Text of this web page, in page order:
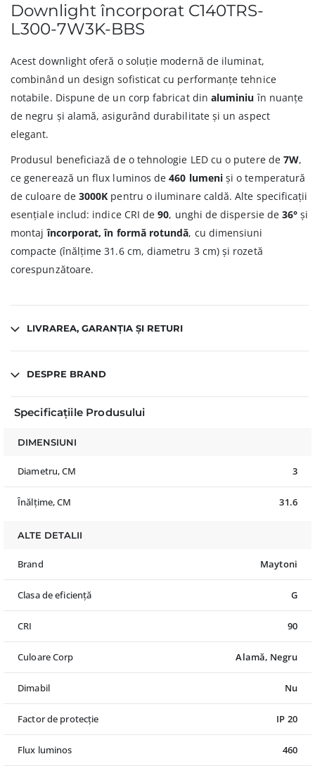
Downlight încorporat C140TRS-
L300-7W3K-BBS
Acest downlight oferă o soluție modernă de iluminat,
combinând un design sofisticat cu performanțe tehnice
notabile. Dispune de un corp fabricat din aluminiu în nuanțe
de negru și alamă, asigurând durabilitate și un aspect
elegant.
Produsul beneficiază de o tehnologie LED cu o putere de 7W,
ce generează un flux luminos de460 lumeniși o temperatură
de culoare de 3000K pentru o iluminare caldă. Alte specificații
esențiale includ: indice CRI de90, unghi de dispersie de36° și
montajîncorporat, în formă rotundă, cu dimensiuni
compacte (înălțime 31.6 cm, diametru 3 cm) și rozetă
corespunzătoare.
LIVRAREA, GARANȚIA ȘI RETURI
DESPRE BRAND
Specificațiile Produsului
DIMENSIUNI
Diametru, CM 3
Înălțime, CM 31.6
ALTE DETALII
Brand Maytoni
Clasa de eficiență G
CRI 90
Culoare Corp Alamă, Negru
Dimabil Nu
Factor de protecție IP 20
Flux luminos 460